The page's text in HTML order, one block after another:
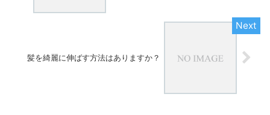
髪を綺麗に伸ばす方法はありますか？